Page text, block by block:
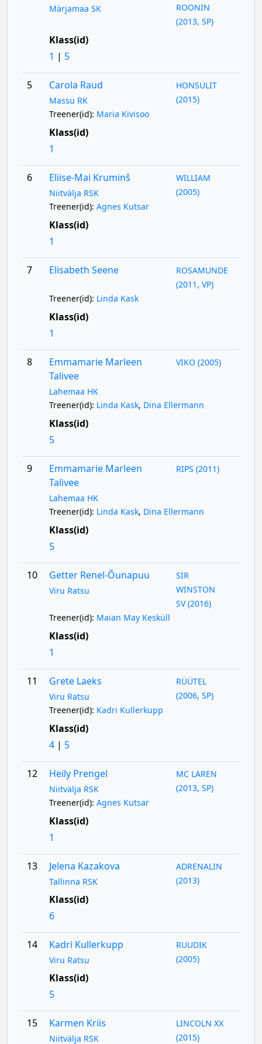
Märjamaa SK
ROONIN
(2013, SP)
Klass(id)
1 | 5
5 Carola Raud
Massu RK
HONSULIT
(2015)
Treener(id): Maria Kivisoo
Klass(id)
1
6 Eliise-Mai Kruminš
Niitvälja RSK
WILLIAM
(2005)
Treener(id): Agnes Kutsar
Klass(id)
1
7 Elisabeth Seene
ROSAMUNDE
(2011, VP)
Treener(id): Linda Kask
Klass(id)
1
8
Emmamarie Marleen
Talivee
Lahemaa HK
VIKO (2005)
Treener(id): Linda Kask, Dina Ellermann
Klass(id)
5
9
Emmamarie Marleen
Talivee
Lahemaa HK
RIPS (2011)
Treener(id): Linda Kask, Dina Ellermann
Klass(id)
5
10 Getter Renel-Õunapuu
Viru Ratsu
SIR
WINSTON
SV (2016)
Treener(id): Maian May Kesküll
Klass(id)
1
11 Grete Laeks
Viru Ratsu
RÜÜTEL
(2006, SP)
Treener(id): Kadri Kullerkupp
Klass(id)
4| 5
12 Heily Prengel
Niitvälja RSK
MC LAREN
(2013, SP)
Treener(id): Agnes Kutsar
Klass(id)
1
13 Jelena Kazakova
Tallinna RSK
ADRENALIN
(2013)
Klass(id)
6
14 Kadri Kullerkupp
Viru Ratsu
RUUDIK
(2005)
Klass(id)
5
15 Karmen Kriis
Niitvälja RSK
LINCOLN XX
(2015)